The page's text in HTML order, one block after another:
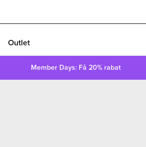
Outlet
Member Days: Få 20% rabat